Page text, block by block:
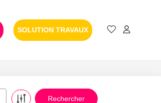
SOLUTION TRAVAUX